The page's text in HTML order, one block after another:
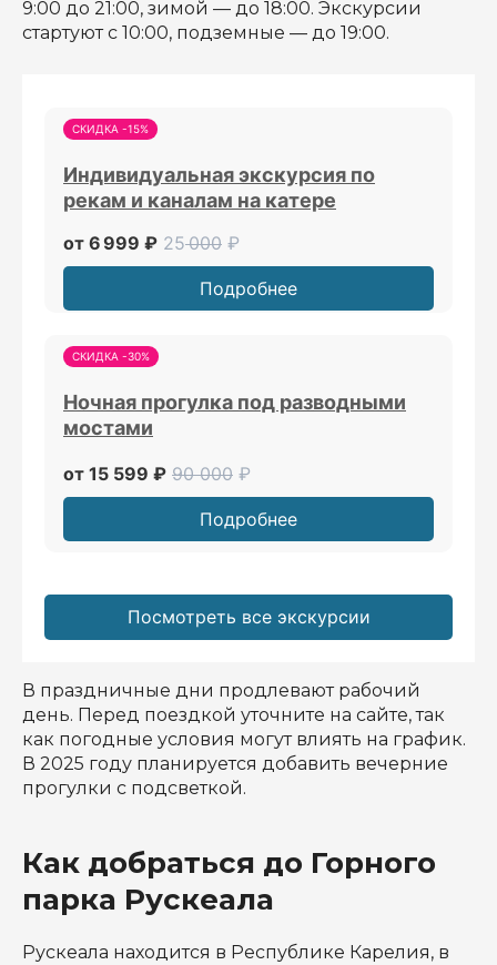
9:00 до 21:00, зимой — до 18:00. Экскурсии
стартуют с 10:00, подземные — до 19:00.
СКИДКА -15%
Индивидуальная экскурсия по
рекам и каналам на катере
от 6 999 ₽ 25000 ₽
Подробнее
СКИДКА -30%
Ночная прогулка под разводными
мостами
от 15 599 ₽ 90 000 ₽
Подробнее
Посмотреть все экскурсии
В праздничные дни продлевают рабочий
день. Перед поездкой уточните на сайте, так
как погодные условия могут влиять на график.
В 2025 году планируется добавить вечерние
прогулки с подсветкой.
Как добраться до Горного
парка Рускеала
Рускеала находится в Республике Карелия, в